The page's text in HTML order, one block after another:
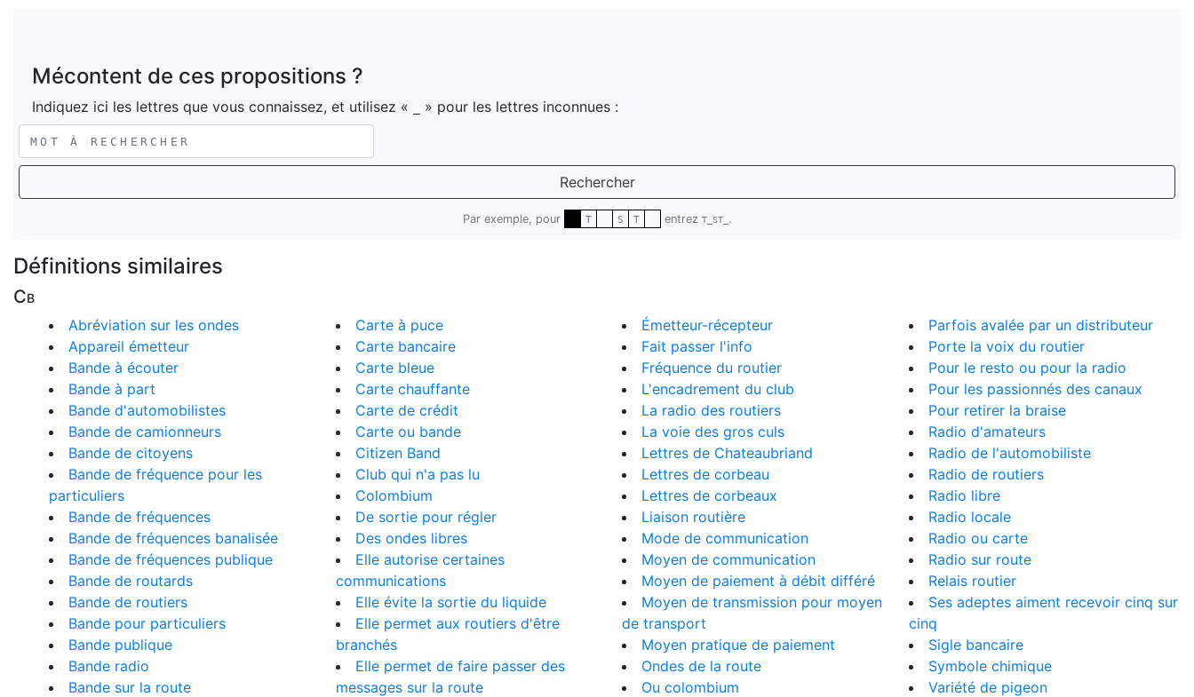
Mécontent de ces propositions ?
Indiquez ici les lettres que vous connaissez, et utilisez « » pour les lettres inconnues :
Rechercher
Par exemple, pour T S T entrez T_ST_ .
Définitions similaires
Cb
Abréviation sur les ondes
Appareil émetteur
Bande à écouter
Bande à part
Bande d'automobilistes
Bande de camionneurs
Bande de citoyens
Bande de fréquence pour les
particuliers
Bande de fréquences
Bande de fréquences banalisée
Bande de fréquences publique
Bande de routards
Bande de routiers
Bande pour particuliers
Bande publique
Bande radio
Bande sur la route
Carte à puce
Carte bancaire
Carte bleue
Carte chauffante
Carte de crédit
Carte ou bande
Citizen Band
Club qui n'a pas lu
Colombium
De sortie pour régler
Des ondes libres
Elle autorise certaines
communications
Elle évite la sortie du liquide
Elle permet aux routiers d'être
branchés
Elle permet de faire passer des
messages sur la route
Émetteur-récepteur
Fait passer l'info
Fréquence du routier
L'encadrement du club
La radio des routiers
La voie des gros culs
Lettres de Chateaubriand
Lettres de corbeau
Lettres de corbeaux
Liaison routière
Mode de communication
Moyen de communication
Moyen de paiement à débit différé
Moyen de transmission pour moyen
de transport
Moyen pratique de paiement
Ondes de la route
Ou colombium
Parfois avalée par un distributeur
Porte la voix du routier
Pour le resto ou pour la radio
Pour les passionnés des canaux
Pour retirer la braise
Radio d'amateurs
Radio de l'automobiliste
Radio de routiers
Radio libre
Radio locale
Radio ou carte
Radio sur route
Relais routier
Ses adeptes aiment recevoir cinq sur
cinq
Sigle bancaire
Symbole chimique
Variété de pigeon